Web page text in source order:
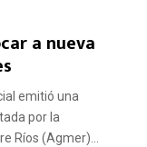
a nueva
emitió una
por la
Ríos (Agmer)...